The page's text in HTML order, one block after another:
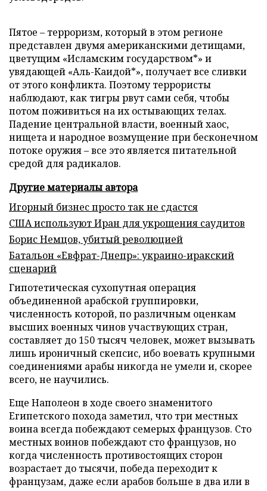
Пятое – терроризм, который в этом регионе
представлен двумя американскими детищами,
цветущим «Исламским государством*» и
увядающей «Аль-Каидой*», получает все сливки
от этого конфликта. Поэтому террористы
наблюдают, как тигры рвут сами себя, чтобы
потом поживиться на их остывающих телах.
Падение центральной власти, военный хаос,
нищета и народное возмущение при бесконечном
потоке оружия – все это является питательной
средой для радикалов.
Другие материалы автора
Игорный бизнес просто так не сдастся
США используют Иран для укрощения саудитов
Борис Немцов, убитый революцией
Батальон «Евфрат-Днепр»: украино-иракский
сценарий
Гипотетическая сухопутная операция
объединенной арабской группировки,
численность которой, по различным оценкам
высших военных чинов участвующих стран,
составляет до 150 тысяч человек, может вызывать
лишь ироничный скепсис, ибо воевать крупными
соединениями арабы никогда не умели и, скорее
всего, не научились.
Еще Наполеон в ходе своего знаменитого
Египетского похода заметил, что три местных
воина всегда побеждают семерых французов. Сто
местных воинов побеждают сто французов, но
когда численность противостоящих сторон
возрастает до тысячи, победа переходит к
французам, даже если арабов больше в два или в